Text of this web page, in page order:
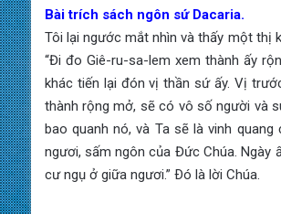
Bài trích sách ngôn sứ Dacaria.
Tôi lại ngước mắt nhìn và thấy một thị
“Đi đo Giê-ru-sa-lem xem thành ấy
khác tiến lại đón vị thần sứ ấy. Vị
thành rộng mở, sẽ có vô số người và
bao quanh nó, và Ta sẽ là vinh
ngươi, sấm ngôn của Đức Chúa. Ngày
cư ngụ ở giữa ngươi.” Ðó là lời Chúa.